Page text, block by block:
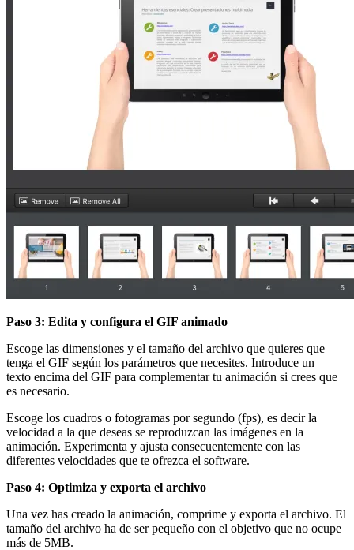
Paso 3: Edita y configura el GIF animado
Escoge las dimensiones y el tamaño del archivo que quieres que
tenga el GIF según los parámetros que necesites. Introduce un
texto encima del GIF para complementar tu animación si crees que
es necesario.
Escoge los cuadros o fotogramas por segundo (fps), es decir la
velocidad a la que deseas se reproduzcan las imágenes en la
animación. Experimenta y ajusta consecuentemente con las
diferentes velocidades que te ofrezca el software.
Paso 4: Optimiza y exporta el archivo
Una vez has creado la animación, comprime y exporta el archivo. El
tamaño del archivo ha de ser pequeño con el objetivo que no ocupe
más de 5MB.